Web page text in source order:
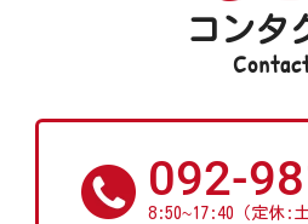
コンタ
092-
8:50~17:40（定休:土